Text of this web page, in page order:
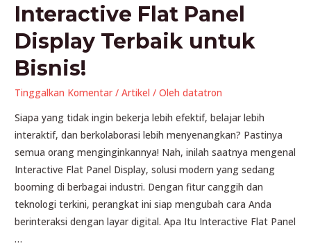
Interactive Flat Panel
Display Terbaik untuk
Bisnis!
Tinggalkan Komentar /Artikel / Olehdatatron
Siapa yang tidak ingin bekerja lebih efektif, belajar lebih
interaktif, dan berkolaborasi lebih menyenangkan? Pastinya
semua orang menginginkannya! Nah, inilah saatnya mengenal
Interactive Flat Panel Display, solusi modern yang sedang
booming di berbagai industri. Dengan fitur canggih dan
teknologi terkini, perangkat ini siap mengubah cara Anda
berinteraksi dengan layar digital. Apa Itu Interactive Flat Panel
…